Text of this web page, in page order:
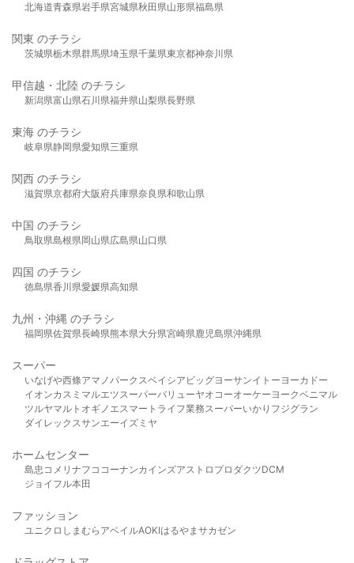
北海道青森県岩手県宮城県秋田県山形県福島県
関東 のチラシ
茨城県栃木県群馬県埼玉県千葉県東京都神奈川県
甲信越・北陸 のチラシ
新潟県富山県石川県福井県山梨県長野県
東海 のチラシ
岐阜県静岡県愛知県三重県
関西 のチラシ
滋賀県京都府大阪府兵庫県奈良県和歌山県
中国 のチラシ
鳥取県島根県岡山県広島県山口県
四国 のチラシ
徳島県香川県愛媛県高知県
九州・沖縄 のチラシ
福岡県佐賀県長崎県熊本県大分県宮崎県鹿児島県沖縄県
スーパー
いなげや西條アマノパークスベイシア ビッグヨーサンイトーヨーカドー
イオンカスミ マルエツスーパーバリューヤオコーオーケー ヨークベニマル
ツルヤマルト オギノ エスマート ライフ業務スーパーいかり フジグラン
ダイレックスサンエーイズミヤ
ホームセンター
島忠 コメリ ナフコ コーナンカインズアストロプロダクツDCM
ジョイフル本田
ファッション
ユニクロ しまむら アベイルAOKIはるやま サカゼン